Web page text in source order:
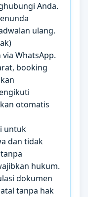
Anda.
ulang.
WhatsApp.
booking
otomatis
untuk
dan tidak
hukum.
dokumen
tanpa hak